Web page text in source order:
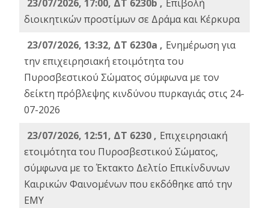
23/07/2026, 17:00, ΔΤ 6230b , Επιβολή
διοικητικών προστίμων σε Δράμα και Κέρκυρα
23/07/2026, 13:32, ΔΤ 6230a , Ενημέρωση για
την επιχειρησιακή ετοιμότητα του
Πυροσβεστικού Σώματος σύμφωνα με τον
δείκτη πρόβλεψης κινδύνου πυρκαγιάς στις 24-
07-2026
23/07/2026, 12:51, ΔΤ 6230 , Επιχειρησιακή
ετοιμότητα του Πυροσβεστικού Σώματος,
σύμφωνα με το Έκτακτο Δελτίο Επικίνδυνων
Καιρικών Φαινομένων που εκδόθηκε από την
ΕΜΥ